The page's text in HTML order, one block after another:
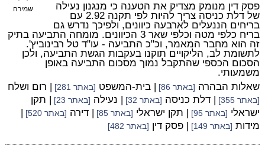
שמירה
פסק דין מנומק מצדיק את הטענה כי מנגנון נעילה
של דלת כניסה צריך להיות לפי תקנה 2.92 עם
בריחים הננעלים לארבעה כיוונים, ולפיכך נדרש גם
בריח כלפי מטה וכלפי שאר 3 הכיוונים. מומחה התביעה בתיק
זה הוא מחבר המאמר, וכ"כ התביעה - עו"ד טל רבינוביץ'.
לתשומת לב, הליקויים תוקנו בעקבות הגשת התביעה, ולכן
הסכום הכספי שהתקבל נמוך מסכום התביעה באופן
משמעותי.
שאלות הבהרה [באתר 86] | בית-המשפט [באתר 281] | רום ושלח
[באתר 355] | דלת כניסה [באתר 32] | נעילה [באתר 23]
| תקן
ישראלי [באתר 95] | תקן ישראלי [באתר 85] | דירה [באתר 520]
|
מידות [באתר 149] | פסק דין [באתר 482]